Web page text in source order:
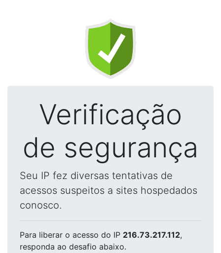
Verificação
de segurança
Seu IP fez diversas tentativas de
acessos suspeitos a sites hospedados
conosco.
Para liberar o acesso do IP 216.73.217.112,
responda ao desafio abaixo.